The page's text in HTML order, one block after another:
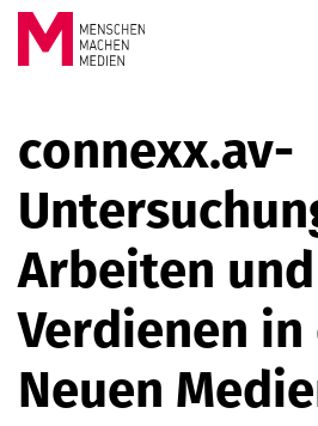
Springe zum Inhalt
MACHEN
MEDIEN
connexx.av-
Arbeiten und
Verdienen in
Neuen